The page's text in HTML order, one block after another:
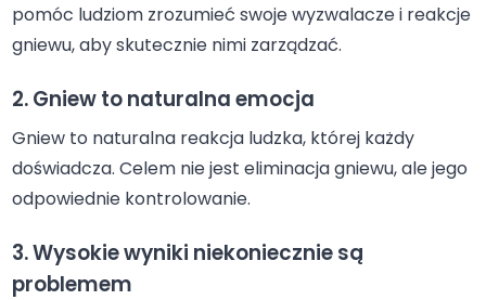
pomóc ludziom zrozumieć swoje wyzwalacze i reakcje
gniewu, aby skutecznie nimi zarządzać.
2. Gniew to naturalna emocja
Gniew to naturalna reakcja ludzka, której każdy
doświadcza. Celem nie jest eliminacja gniewu, ale jego
odpowiednie kontrolowanie.
3. Wysokie wyniki niekoniecznie są
problemem